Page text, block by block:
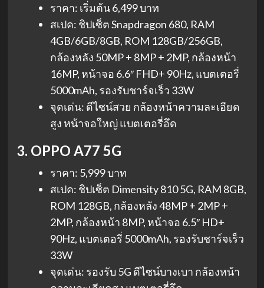
ราคา: เริ่มต้น 6,499 บาท
สเปค: ชิปเซ็ต Snapdragon 680, RAM
4GB/6GB/8GB, ROM 128GB/256GB,
กล้องหลัง 50MP + 8MP + 2MP, กล้องหน้า
16MP, หน้าจอ 6.6″ FHD+ 90Hz, แบตเตอรี่
5000mAh, รองรับชาร์จเร็ว 33W
จุดเด่น: ดีไซน์สวย กล้องหน้าความละเอียด
สูง หน้าจอใหญ่ แบตเตอรี่อึด
3. OPPO A77 5G
ราคา: 5,999 บาท
สเปค: ชิปเซ็ต Dimensity 810 5G, RAM 8GB,
ROM 128GB, กล้องหลัง 48MP + 2MP +
2MP, กล้องหน้า 8MP, หน้าจอ 6.5″ HD+
90Hz, แบตเตอรี่ 5000mAh, รองรับชาร์จเร็ว
33W
จุดเด่น: รองรับ 5G ดีไซน์บางเบา กล้องหน้า